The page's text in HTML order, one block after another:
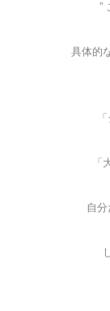
”
具体的
「
自